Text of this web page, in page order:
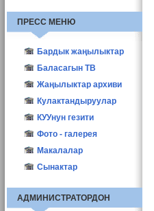
ПРЕСС МЕНЮ
Бардык жаңылыктар
КУУнун жаңылыктары
Түзүм жаңылыктары
Башка жаңылыктар
Маанилүү
Декан шайлоо-2011
Декан шайлоо--2017
Баласагын ТВ
Жаңылыктар архиви
Кулактандыруулар
КУУнун гезити
2010
2011
2012
Фото - галерея
Макалалар
Окутуучулар
ППС Истфака
Сынактар
АДМИНИСТРАТОРДОН